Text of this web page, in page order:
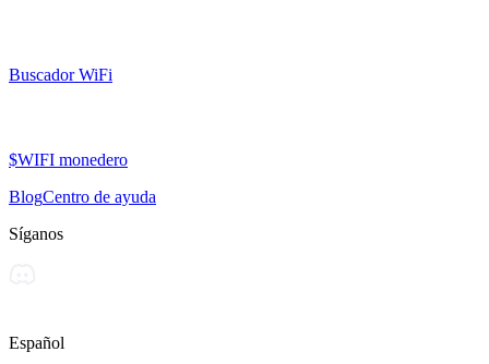
Buscador WiFi
$WIFI monedero
BlogCentro de ayuda
Síganos
Español